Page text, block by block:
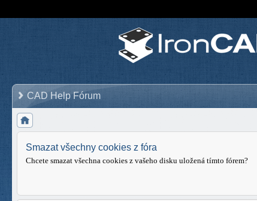
CAD Help Fórum
Smazat všechny cookies z fóra
Chcete smazat všechna cookies z vašeho disku uložená tímto fórem?